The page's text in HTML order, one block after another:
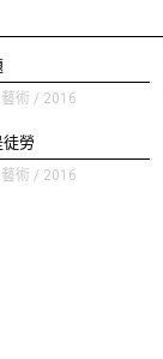
術 / 2016
徒勞
術 / 2016